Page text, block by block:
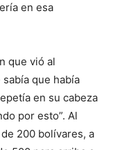
en esa
que vió al
que había
en su cabeza
por esto”. Al
200 bolívares, a